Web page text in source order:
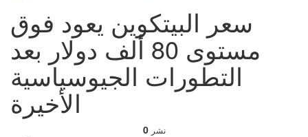
سعر البيتكوين يعود فوق
مستوى 80 ألف دولار بعد
التطورات الجيوسياسية
الأخيرة
0 نشر